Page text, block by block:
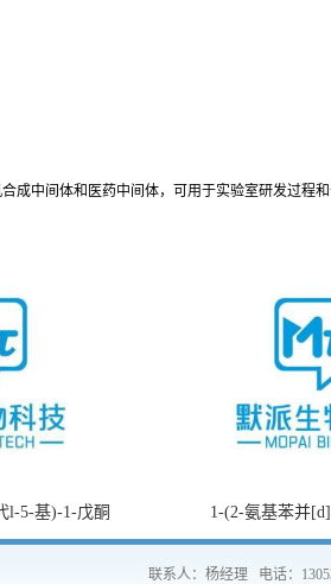
成中间体和医药中间体，可用于实验室研发过程
l-5-基)-1-戊酮 1-(2-氨基苯并
联系人：杨经理 电话：